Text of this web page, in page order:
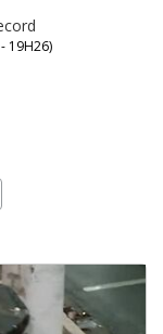
19H26)